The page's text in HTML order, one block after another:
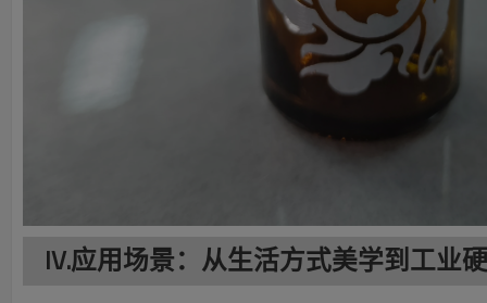
IV.应用场景：从生活方式美学到工业